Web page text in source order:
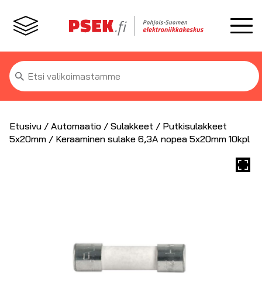
Etsi:
Etusivu / Automaatio / Sulakkeet / Putkisulakkeet
5x20mm / Keraaminen sulake 6,3A nopea 5x20mm 10kpl